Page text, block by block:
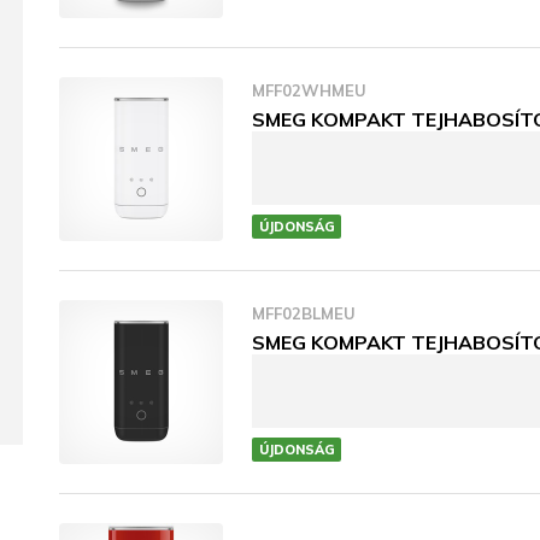
MFF02WHMEU
SMEG KOMPAKT
ÚJDONSÁG
MFF02BLMEU
SMEG KOMPAKT
ÚJDONSÁG